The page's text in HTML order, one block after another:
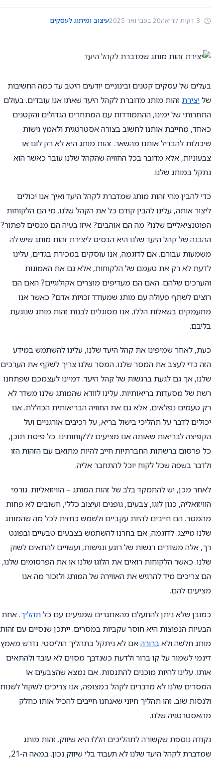
20 בפברואר 2025 עיצוב ומיתוג לעסקים
בעלים של עסקים קטנים ובינוניים יודעים היטב עד כמה החשיבות
שליצירת זהות מותג מדוברת לקהל היעד שאתו אנו עובדים. בעולם
התחרותי של ימינו, ההתמודדות עם המתחרים הגדולים והקטנים
כאחד, מחייבת אותנו לחשוב בצורה אסטרטגית ולאמץ גישות
שיכולות להבדיל אותנו מהשאר. זהות מותג היא לא רק לוגו או
צבעוניות, אלא מדובר בכל החוויה שהקהל שלנו עובר כאשר הוא
נתקל במותג שלנו.
כדי להבין מהי זהות מותג שמדברת לקהל היעד ואיך אנו יכולים
ליצור אותה, עלינו להבין קודם כל את הקהל שלנו. מי הם הלקוחות
הפוטנציאליים שלנו? מה הם אוהבים? איזו בעיה הם מנסים לפתור?
ההבנה של קהל היעד שלנו היא הבסיס ליצירת זהות מותג שיש לה
משמעות עבורם. אם לדוגמה, אנו עוסקים במכירת בגדים, עלינו
לדעת לא רק את טעמם של הלקוחות, אלא גם את האמונות
והערכים שלהם. האם הם מעדיפים מוצרים אקולוגיים? האם הם
רוצים לשתף פעולה עם מותג שמעודד זכויות אדם? כאשר אנו
מתעמקים בשאלות הללו, אנו מסוגלים לבנות זהות מותג שנוגעת
בליבם.
כעת, לאחר שמיפינו את קהל היעד שלנו, עלינו להשתמש במידע
הזה כדי לעצב את המסר שלנו. המסר שלנו צריך לשקף את הערכים
שלנו, אך גם לגעת ברגשות של קהל היעד. דמיינו לעצמכם שפתחנו
רשת של מסעדות בריאותיות. עלינו לוודא שהמותג שלנו משדר לא
רק טעמים נפלאים, אלא גם את החוויה הבריאותית הכוללת. אנו
יכולים לדבר על תהליכי בישול בריא, על רכיבים אורגניים ועל
הקפיצה לבריאות שאותה אנו מציעים ללקוחותינו. כל פיסת תוכן,
כל פרסום ברשתות החברתיות חייב להיות מתואם עם הזהות הזו
ולדבר בשפה שכל לקוח יוכל להתחבר אליה.
לאחר מכן, יש להתמקד בלב של זהות המותג – הוויזואליות. גורמי
הוויזואליה, כגון לוגו, צבעים, גופנים ועיצוב כללי, חשובים לא פחות
מהמסר. הם חייבים להיות עקביים ולשמש כחזית לכל מה שהמותג
שלנו מייצג. לדוגמה, אם בחרנו להשתמש בצבעים טבעיים ובפונט
רך, אלה משדרים רגשות של רוגע ונגישות, ועשויים להתאים לשוק
שלנו. כאשר הלקוחות רואים את הלוגו שלנו או את הפרסומים שלנו,
הם צריכים מיד להרגיש את האווירה של המותג ולזכור מה אנו
מציעים להם.
כמובן שלא ניתן להתעלם מהאתגרים שמגיעים עם כלתהליך. אחת
הבעיות הנפוצות היא חוסר עקביות במסרים. ייתכן שנסיים עם זהות
מותג חלשה ולאברורהאם לא ניתקל בתהליך הוליסטי. נדרש מאמץ
דינמי לשמור על קו ברור ולדעת כשנדבך מסוים לא עובד ולהתאים
אותו. עלינו להיות מוכנים להתנסות. אם נמצא שהצבעים או
המסרים שלנו לא מדברים לקהל כמצופה, אנו צריכים לשקול לשנות
ולנסות שוב. זהו תהליך חיוני שאנחנו חייבים להכיל אותו כחלק
מהאסטרטגיה שלנו.
נקודה נוספת שקשורה לתהליכים הללו היא שיווק. זהות מותג
שמדברת לקהל היעד שלנו לא תעבוד בלי שיווק נכון. במאה ה-21,